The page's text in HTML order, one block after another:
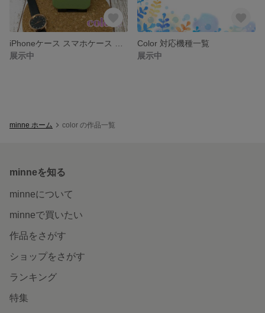
展示中
Color 対応機種一覧
展示中
minne ホーム color の作品一覧
minneを知る
minneについて
minneで買いたい
作品をさがす
ショップをさがす
ランキング
特集